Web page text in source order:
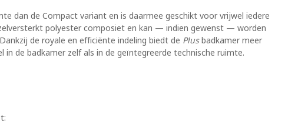
dan de Compact variant en is daarmee geschikt voor vrijwel iedere
polyester composiet en kan — indien gewenst — worden
de royale en efficiënte indeling biedt de Plusbadkamer meer
de badkamer zelf als in de geïntegreerde technische ruimte.